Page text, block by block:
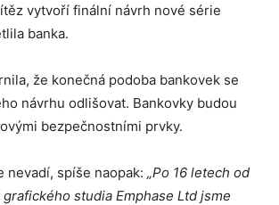
vytvoří finální návrh nové série
banka.
že konečná podoba bankovek se
návrhu odlišovat. Bankovky budou
bezpečnostními prvky.
nevadí, spíše naopak: „Po 16 letech od
studia Emphase Ltd jsme